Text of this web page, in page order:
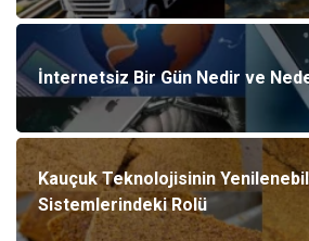
İnternetsiz Bir Gün Nedir ve
Kauçuk Teknolojisinin
Sistemlerindeki Rolü